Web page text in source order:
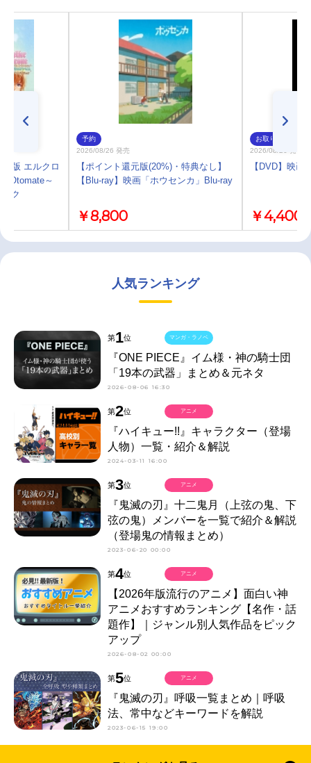
版 エルクロ
Otomate～
ク
予約
2026/08/26 発売
【ポイント還元版(20%)・特典なし】
【Blu-ray】映画「ホウセンカ」Blu-ray
￥8,800
お取り寄せ
2026/08/26 発売
【DVD】映画
￥4,400
人気ランキング
第1位
『ONE PIECE』イム様・神の騎士団
「19本の武器」まとめ＆元ネタ
2026-08-06 16:30
マンガ・ラノベ
第2位
『ハイキュー!!』キャラクター（登場
人物）一覧・紹介＆解説
2024-03-11 16:00
アニメ
第3位
『鬼滅の刃』十二鬼月（上弦の鬼、下
弦の鬼）メンバーを一覧で紹介＆解説
（登場鬼の情報まとめ）
2023-06-20 00:00
アニメ
第4位
【2026年版流行のアニメ】面白い神
アニメおすすめランキング【名作・話
題作】｜ジャンル別人気作品をピック
アップ
2026-08-02 00:00
アニメ
第5位
『鬼滅の刃』呼吸一覧まとめ｜呼吸
法、常中などキーワードを解説
2023-06-15 19:00
アニメ